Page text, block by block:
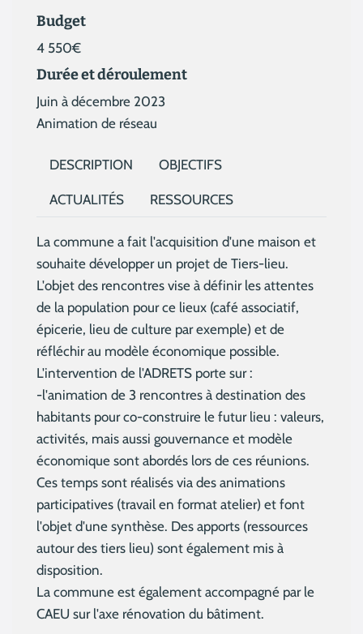
Budget
4 550€
Durée et déroulement
Juin à décembre 2023
Animation de réseau
DESCRIPTION OBJECTIFS
ACTUALITÉS RESSOURCES
La commune a fait l'acquisition d'une maison et
souhaite développer un projet de Tiers-lieu.
L'objet des rencontres vise à définir les attentes
de la population pour ce lieux (café associatif,
épicerie, lieu de culture par exemple) et de
réfléchir au modèle économique possible.
L'intervention de l'ADRETS porte sur :
-l'animation de 3 rencontres à destination des
habitants pour co-construire le futur lieu : valeurs,
activités, mais aussi gouvernance et modèle
économique sont abordés lors de ces réunions.
Ces temps sont réalisés via des animations
participatives (travail en format atelier) et font
l'objet d'une synthèse. Des apports (ressources
autour des tiers lieu) sont également mis à
disposition.
La commune est également accompagné par le
CAEU sur l'axe rénovation du bâtiment.